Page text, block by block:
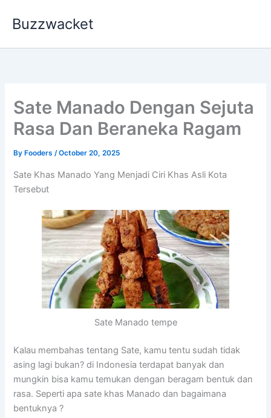
Buzzwacket
Sate Manado Dengan Sejuta
Rasa Dan Beraneka Ragam
By Fooders/October 20, 2025
Sate Khas Manado Yang Menjadi Ciri Khas Asli Kota
Tersebut
Sate Manado tempe
Kalau membahas tentang Sate, kamu tentu sudah tidak
asing lagi bukan? di Indonesia terdapat banyak dan
mungkin bisa kamu temukan dengan beragam bentuk dan
rasa. Seperti apa sate khas Manado dan bagaimana
bentuknya ?